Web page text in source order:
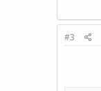
#3